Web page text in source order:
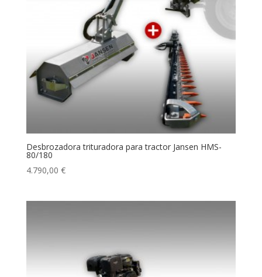
Desbrozadora trituradora para tractor Jansen HMS-
80/180
4.790,00 €